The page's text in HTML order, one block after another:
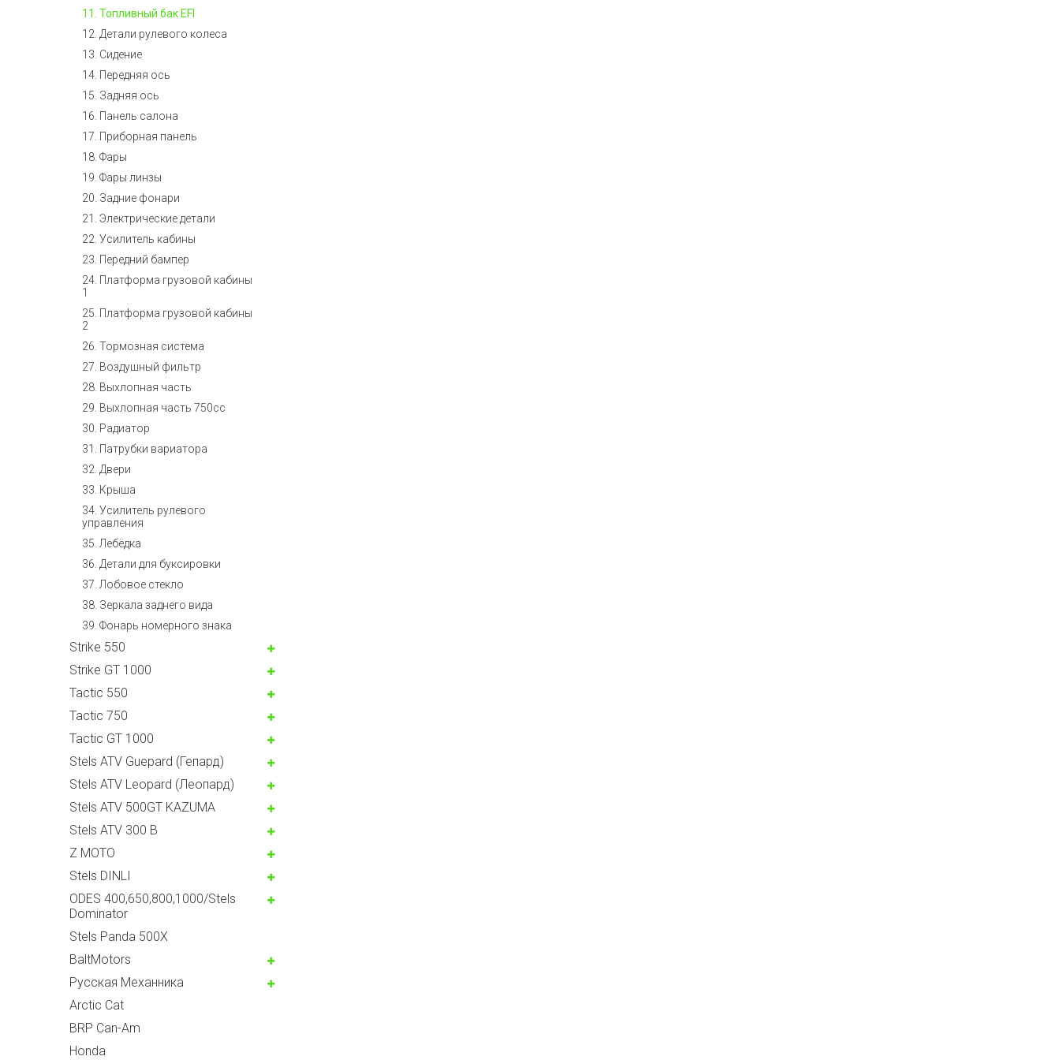
11. Топливный бак EFI
12. Детали рулевого колеса
13. Сидение
14. Передняя ось
15. Задняя ось
16. Панель салона
17. Приборная панель
18. Фары
19. Фары линзы
20. Задние фонари
21. Электрические детали
22. Усилитель кабины
23. Передний бампер
24. Платформа грузовой кабины
1
25. Платформа грузовой кабины
2
26. Тормозная система
27. Воздушный фильтр
28. Выхлопная часть
29. Выхлопная часть 750cc
30. Радиатор
31. Патрубки вариатора
32. Двери
33. Крыша
34. Усилитель рулевого
управления
35. Лебёдка
36. Детали для буксировки
37. Лобовое стекло
38. Зеркала заднего вида
39. Фонарь номерного знака
Strike 550
Strike GT 1000
Tactic 550
Tactic 750
Tactic GT 1000
Stels ATV Guepard (Гепард)
Stels ATV Leopard (Леопард)
Stels ATV 500GT KAZUMA
Stels ATV 300 B
Z MOTO
Stels DINLI
ODES 400,650,800,1000/Stels
Dominator
Stels Panda 500X
BaltMotors
Русская Механника
Arctic Cat
BRP Can-Am
Honda